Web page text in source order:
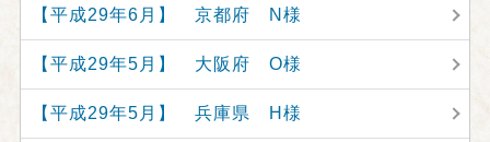
【平成29年6月】 京都府 N様
【平成29年5月】 大阪府 O様
【平成29年5月】 兵庫県 H様